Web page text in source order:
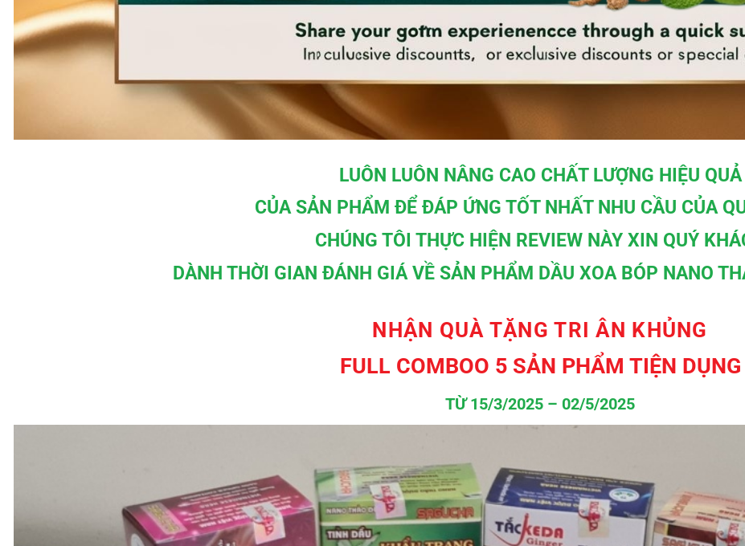
LUÔN LUÔN NÂNG CAO CHẤT LƯỢNG HIỆU QUẢ
CỦA SẢN PHẨM ĐỂ ĐÁP ỨNG TỐT NHẤT NHU CẦU CỦA
CHÚNG TÔI THỰC HIỆN REVIEW NÀY XIN QUÝ
DÀNH THỜI GIAN ĐÁNH GIÁ VỀ SẢN PHẨM DẦU XOA BÓP NANO
NHẬN QUÀ TẶNG TRI ÂN KHỦNG
FULL COMBOO 5 SẢN PHẨM TIỆN DỤNG
TỪ 15/3/2025 – 02/5/2025